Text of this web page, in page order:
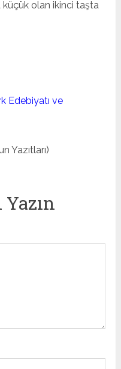
küçük olan ikinci taşta
Edebiyatı ve
Yazıtları)